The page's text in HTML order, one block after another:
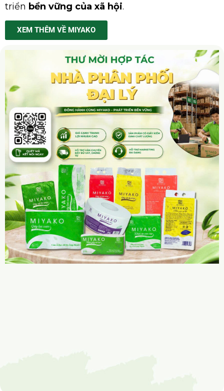
triển bền vững của xã hội.
XEM THÊM VỀ MIYAKO